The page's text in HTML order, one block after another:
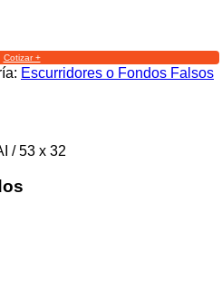
Cotizar +
Escurridores o Fondos Falsos
/ 53 x 32